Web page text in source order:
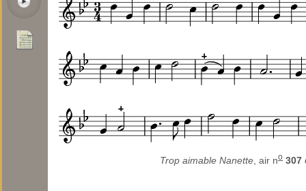
Trop aimable Nanette , air no 307